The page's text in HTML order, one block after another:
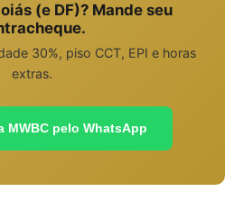
(e DF)? Mande seu
30%, piso CCT, EPI e horas
extras.
MWBC pelo WhatsApp